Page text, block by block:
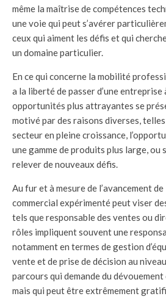
même la maîtrise de compétences
une voie qui peut s’avérer
ceux qui aiment les défis et qui
un domaine particulier.
En ce qui concerne la mobilité
a la liberté de passer d’une entreprise
opportunités plus attrayantes se
motivé par des raisons diverses, telles
secteur en pleine croissance,
une gamme de produits plus large, ou
relever de nouveaux défis.
Au fur et à mesure de l’avancement
commercial expérimenté peut viser
tels que responsable des ventes ou
rôles impliquent souvent une
notamment en termes de gestion
vente et de prise de décision au niveau
parcours qui demande du
mais qui peut être extrêmement